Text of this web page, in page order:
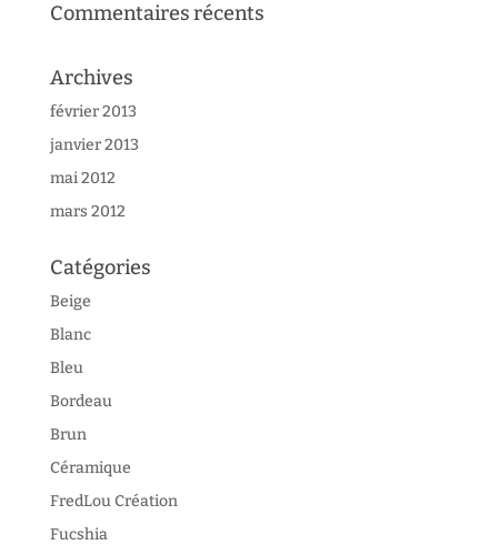
Commentaires récents
Archives
février 2013
janvier 2013
mai 2012
mars 2012
Catégories
Beige
Blanc
Bleu
Bordeau
Brun
Céramique
FredLou Création
Fucshia